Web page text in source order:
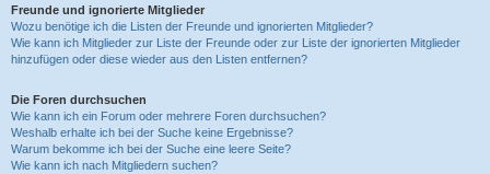
Freunde und ignorierte Mitglieder
Wozu benötige ich die Listen der Freunde und ignorierten Mitglieder?
Wie kann ich Mitglieder zur Liste der Freunde oder zur Liste der ignorierten Mitglieder
hinzufügen oder diese wieder aus den Listen entfernen?
Die Foren durchsuchen
Wie kann ich ein Forum oder mehrere Foren durchsuchen?
Weshalb erhalte ich bei der Suche keine Ergebnisse?
Warum bekomme ich bei der Suche eine leere Seite?
Wie kann ich nach Mitgliedern suchen?